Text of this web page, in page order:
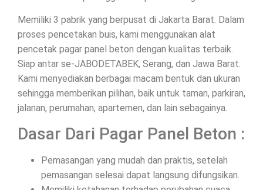
Memiliki 3 pabrik yang berpusat di Jakarta Barat. Dalam
proses pencetakan buis, kami menggunakan alat
pencetak pagar panel beton dengan kualitas terbaik.
Siap antar se-JABODETABEK, Serang, dan Jawa Barat.
Kami menyediakan berbagai macam bentuk dan ukuran
sehingga memberikan pilihan, baik untuk taman, parkiran,
jalanan, perumahan, apartemen, dan lain sebagainya.
Dasar Dari Pagar Panel Beton :
Pemasangan yang mudah dan praktis, setelah
pemasangan selesai dapat langsung difungsikan.